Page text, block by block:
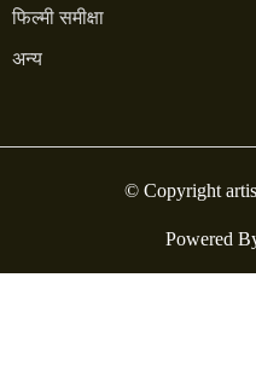
फिल्मी समीक्षा
अन्य
© Copyright
Powered